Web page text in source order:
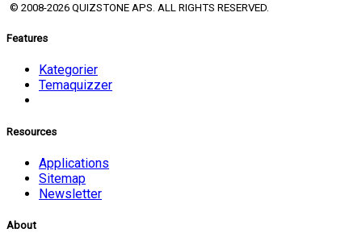
© 2008-2026 QUIZSTONE APS. ALL RIGHTS RESERVED.
Features
Kategorier
Temaquizzer
Resources
Applications
Sitemap
Newsletter
About